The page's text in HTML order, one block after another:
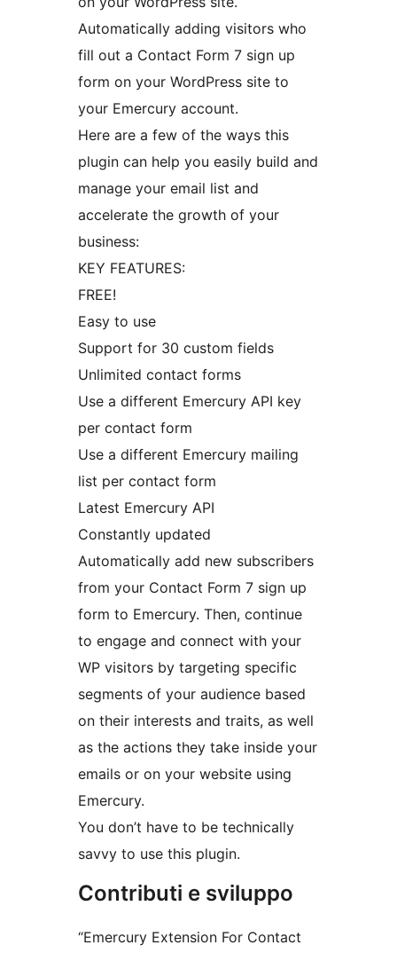
Automatically adding visitors who
fill out a Contact Form 7 sign up
form on your WordPress site to
your Emercury account.
Here are a few of the ways this
plugin can help you easily build and
manage your email list and
accelerate the growth of your
business:
KEY FEATURES:
FREE!
Easy to use
Support for 30 custom fields
Unlimited contact forms
Use a different Emercury API key
per contact form
Use a different Emercury mailing
list per contact form
Latest Emercury API
Constantly updated
Automatically add new subscribers
from your Contact Form 7 sign up
form to Emercury. Then, continue
to engage and connect with your
WP visitors by targeting specific
segments of your audience based
on their interests and traits, as well
as the actions they take inside your
emails or on your website using
Emercury.
You don’t have to be technically
savvy to use this plugin.
Contributi e sviluppo
“Emercury Extension For Contact